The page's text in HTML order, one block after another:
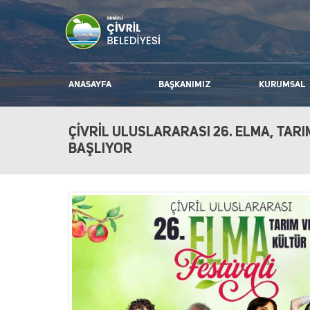
ANASAYFA BAŞKANIMIZ KURUMSAL
ÇİVRİL ULUSLARARASI 26. ELMA,
BAŞLIYOR